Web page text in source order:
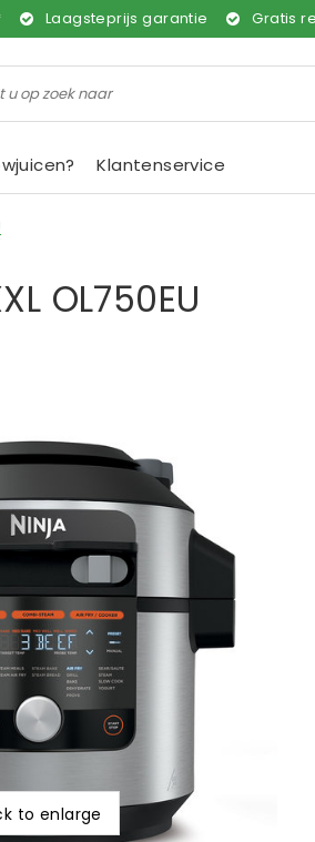
Laagsteprijs garantie Gratis
Klantenservice
OL750EU
to enlarge